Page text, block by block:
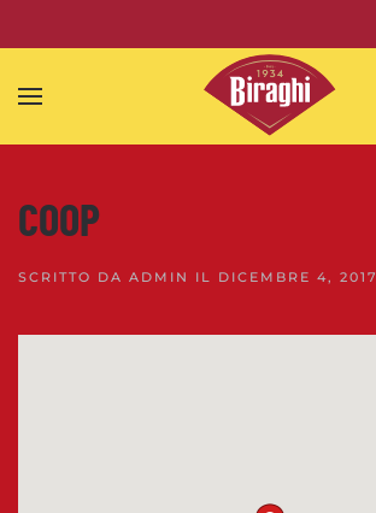
Skip to main content
COOP
SCRITTO DA ADMIN IL DICEMBRE 4, 2017